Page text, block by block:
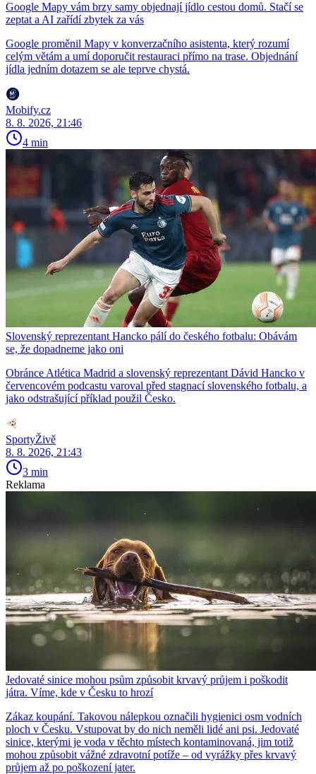
Google Mapy vám brzy samy objednají jídlo cestou domů. Stačí se
zeptat a AI zařídí zbytek za vás
Google proměnil Mapy v konverzačního asistenta, který rozumí
celým větám a umí doporučit restauraci přímo na trase. Objednání
jídla jedním dotazem se ale teprve chystá.
Mobify.cz
8. 8. 2026, 21:46
4 min
Slovenský reprezentant Hancko pálí do českého fotbalu: Obávám
se, že dopadneme jako oni
Obránce Atlética Madrid a slovenský reprezentant Dávid Hancko v
červencovém podcastu varoval před stagnací slovenského fotbalu, a
jako odstrašující příklad použil Česko.
SportyŽivě
8. 8. 2026, 21:43
3 min
Reklama
Jedovaté sinice mohou psům způsobit krvavý průjem i poškodit
játra. Víme, kde v Česku to hrozí
Zákaz koupání. Takovou nálepkou označili hygienici osm vodních
ploch v Česku. Vstupovat by do nich neměli lidé ani psi. Jedovaté
sinice, kterými je voda v těchto místech kontaminovaná, jim totiž
mohou způsobit vážné zdravotní potíže – od vyrážky přes krvavý
průjem až po poškození jater.